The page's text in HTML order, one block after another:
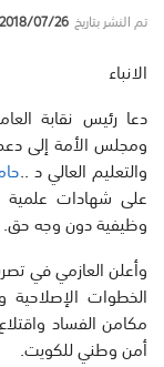
تم النشر بتاريخ2018/07/26
الانباء
دعا رئيس نقابة
ومجلس الأمة إلى دعم
والتعليم العالي د ..
على شهادات علمية
وظيفية دون وجه حق.
وأعلن العازمي في
الخطوات الإصلاحية
مكامن الفساد
أمن وطني للكويت.